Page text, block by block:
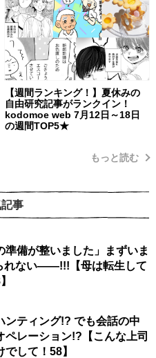
【週間ランキング！】夏休みの
自由研究記事がランクイン！
kodomoe web 7月12日～18日
の週間TOP5★
もっと読む
記事
準備が整いました」まずいま
れない――!!!【母は転生して
ンティング!? でも会話の中
ペレーション!?【こんな上司
でして！58】